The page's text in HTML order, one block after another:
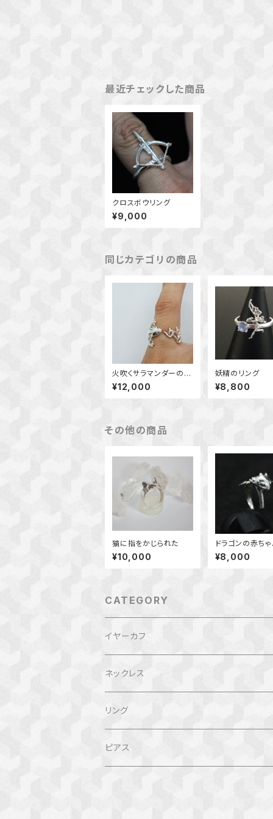
最近チェックした商品
クロスボウリング
¥9,000
同じカテゴリの商品
火吹くサラマンダーのリ
ング
¥12,000
妖精のリング
¥8,800
その他の商品
猫に指をかじられた
¥10,000
ドラゴンの赤ち
ーカフ
¥8,000
CATEGORY
イヤーカフ
ネックレス
リング
ピアス